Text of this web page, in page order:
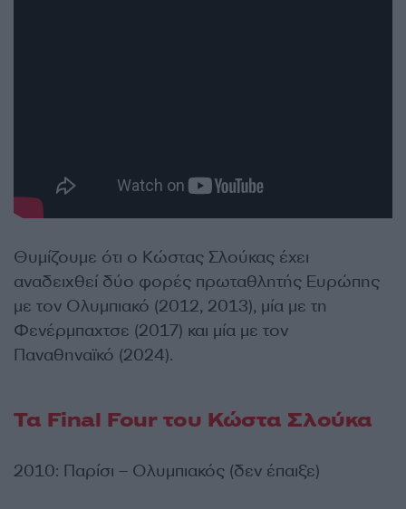
Θυμίζουμε ότι ο Κώστας Σλούκας έχει
αναδειχθεί δύο φορές πρωταθλητής Ευρώπης
με τον Ολυμπιακό (2012, 2013), μία με τη
Φενέρμπαχτσε (2017) και μία με τον
Παναθηναϊκό (2024).
Τα Final Four του Κώστα Σλούκα
2010: Παρίσι – Ολυμπιακός (δεν έπαιξε)